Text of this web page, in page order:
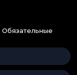
Обязательные